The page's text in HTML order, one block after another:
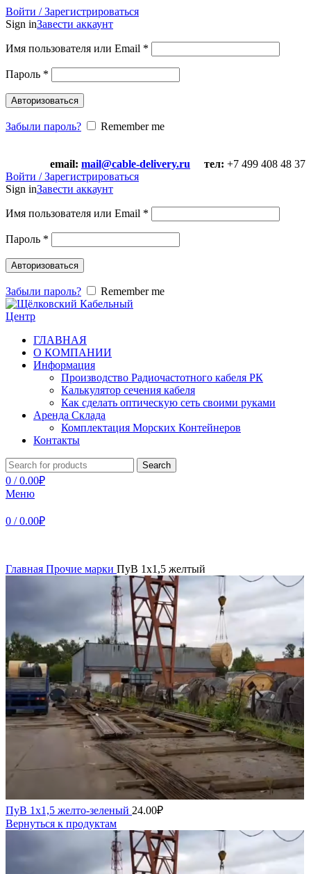
Войти / Зарегистрироваться
Sign inЗавести аккаунт
Имя пользователя или Email *
Пароль *
Авторизоваться
Забыли пароль?
Remember me
email: mail@cable-delivery.ru тел: +7 499 408 48 37
Войти / Зарегистрироваться
Sign inЗавести аккаунт
Имя пользователя или Email *
Пароль *
Авторизоваться
Забыли пароль? Remember me
ГЛАВНАЯ
О КОМПАНИИ
Информация
Производство Радиочастотного кабеля РК
Калькулятор сечения кабеля
Как сделать оптическую сеть своими руками
Аренда Склада
Комплектация Морских Контейнеров
Контакты
Search
0 / 0.00₽
Меню
0 / 0.00₽
Главная Прочие марки ПуВ 1х1,5 желтый
ПуВ 1х1,5 желто-зеленый 24.00₽
Вернуться к продуктам